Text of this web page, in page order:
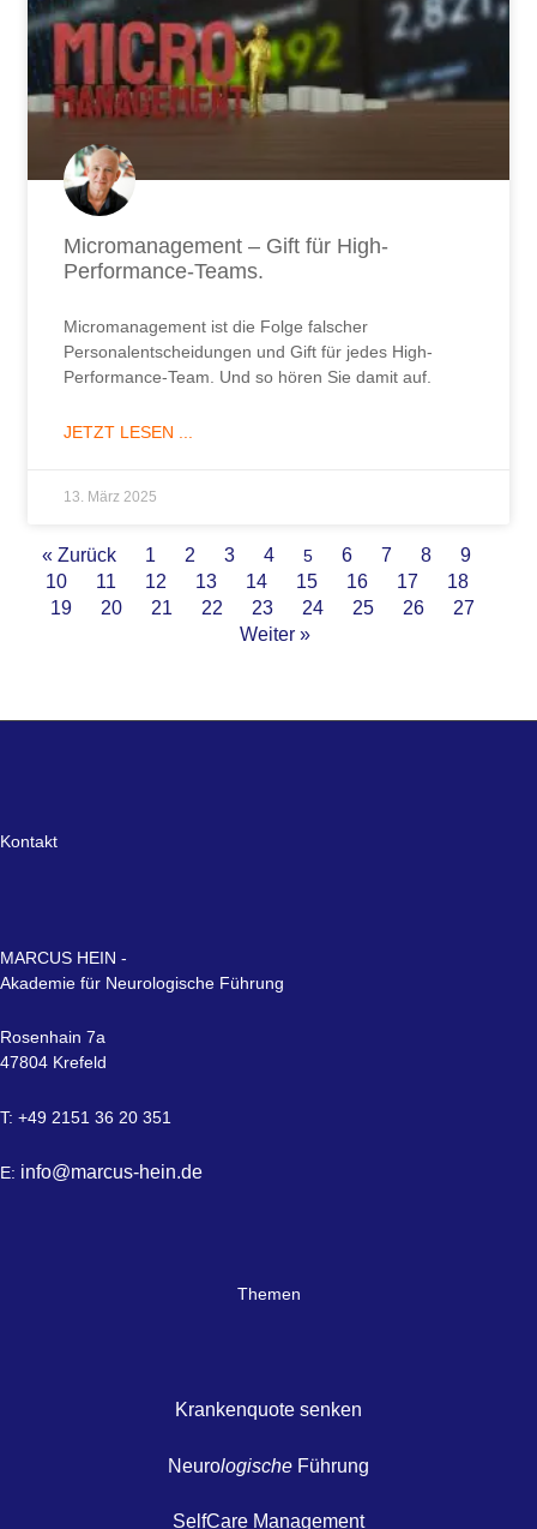
Micromanagement – Gift für High-
Performance-Teams.
Micromanagement ist die Folge falscher
Personalentscheidungen und Gift für jedes High-
Performance-Team. Und so hören Sie damit auf.
JETZT LESEN ...
13. März 2025
« Zurück 1 2 3 4 5 6 7 8
9
10
11 12 13 14 15 16 17
18
19
20 21 22 23 24 25 26
27
Weiter »
Kontakt
MARCUS HEIN -
Akademie für Neurologische Führung
Rosenhain 7a
47804 Krefeld
T: +49 2151 36 20 351
E: info@marcus-hein.de
Themen
Krankenquote senken
Neurologische Führung
SelfCare Management